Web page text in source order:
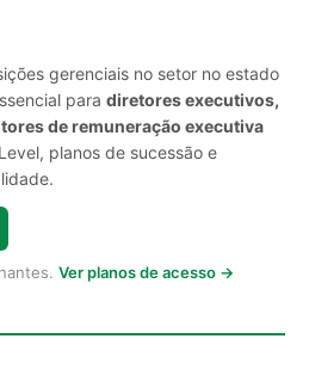
gerenciais no setor no estado
para diretores executivos,
de remuneração executiva
planos de sucessão e
Ver planos de acesso →